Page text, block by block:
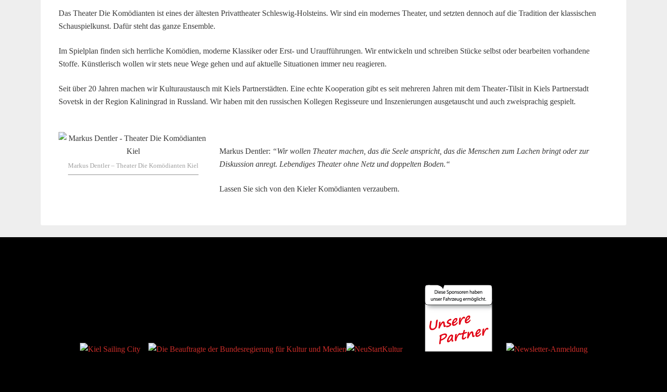
Das Theater Die Komödianten ist eines der ältesten Privattheater Schleswig-Holsteins. Wir sind ein modernes Theater, und setzten dennoch auf die Tradition der klassischen
Schauspielkunst. Dafür steht das ganze Ensemble.
Im Spielplan finden sich herrliche Komödien, moderne Klassiker oder Erst- und Uraufführungen. Wir entwickeln und schreiben Stücke selbst oder bearbeiten vorhandene
Stoffe. Künstlerisch wollen wir stets neue Wege gehen und auf aktuelle Situationen immer neu reagieren.
Seit über 20 Jahren machen wir Kulturaustausch mit Kiels Partnerstädten. Eine echte Kooperation gibt es seit mehreren Jahren mit dem Theater-Tilsit in Kiels Partnerstadt
Sovetsk in der Region Kaliningrad in Russland. Wir haben mit den russischen Kollegen Regisseure und Inszenierungen ausgetauscht und auch zweisprachig gespielt.
Markus Dentler – Theater Die Komödianten Kiel
Markus Dentler: “Wir wollen Theater machen, das die Seele anspricht, das die Menschen zum Lachen bringt oder zur
Diskussion anregt. Lebendiges Theater ohne Netz und doppelten Boden.“
Lassen Sie sich von den Kieler Komödianten verzaubern.